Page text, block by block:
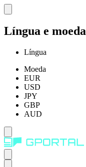
Língua e moeda
Língua
Moeda
EUR
USD
JPY
GBP
AUD